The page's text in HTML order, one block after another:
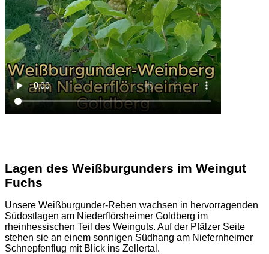
Lagen des Weißburgunders im Weingut
Fuchs
Unsere Weißburgunder-Reben wachsen in hervorragenden
Südostlagen am Niederflörsheimer Goldberg im
rheinhessischen Teil des Weinguts. Auf der Pfälzer Seite
stehen sie an einem sonnigen Südhang am Niefernheimer
Schnepfenflug mit Blick ins Zellertal.